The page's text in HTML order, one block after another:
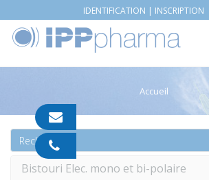
IDENTIFICATION | INSCRIPTION
Accueil
Bistouri Elec. mono et bi-polaire
contact@ipp-
pharma.com
91
05